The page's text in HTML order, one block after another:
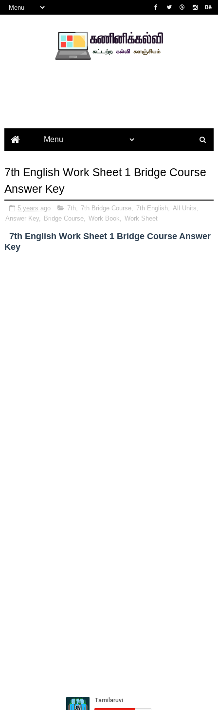
7th English Work Sheet 1 Bridge Course
Answer Key
5 years ago 7th, 7th Bridge Course, 7th English, All Units
Answer Key, Bridge Course, Work Book Work Sheet
7th English Work Sheet 1 Bridge Course Answer
Key